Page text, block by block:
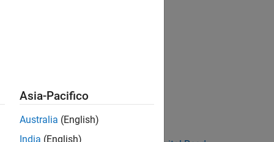
Asia-Pacifico
Australia (English)
India (English)